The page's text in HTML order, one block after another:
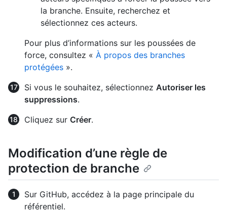
la branche. Ensuite, recherchez et
sélectionnez ces acteurs.
Pour plus d’informations sur les poussées de
force, consultez « À propos des branches
protégées ».
Si vous le souhaitez, sélectionnez Autoriser les
suppressions.
Cliquez sur Créer.
Modification d’une règle de
protection de branche
Sur GitHub, accédez à la page principale du
référentiel.